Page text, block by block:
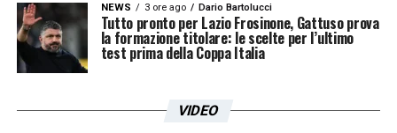
NEWS 3 ore ago Dario Bartolucci
Tutto pronto per Lazio Frosinone, Gattuso prova
la formazione titolare: le scelte per l’ultimo
test prima della Coppa Italia
VIDEO